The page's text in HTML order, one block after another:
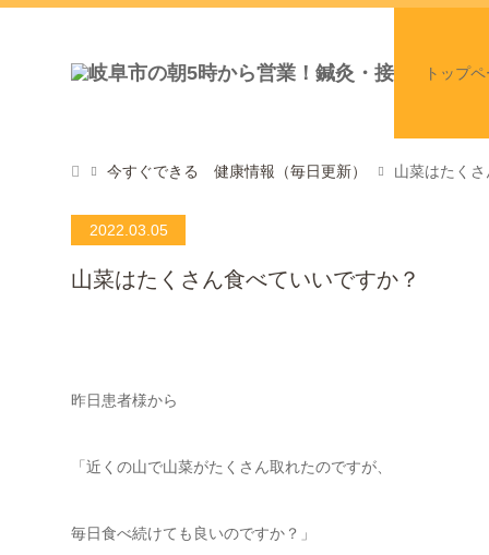
トップ
今すぐできる 健康情報（毎日更新） 山菜はたく
2022.03.05
山菜はたくさん食べていいですか？
昨日患者様から
「近くの山で山菜がたくさん取れたのですが、
毎日食べ続けても良いのですか？」